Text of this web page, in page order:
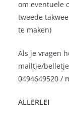
om eventuele
tweede
te maken)
Als je vragen
mailtje/
0494649520 /
ALLERLEI